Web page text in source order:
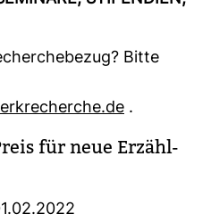
Bitte
.
für neue Erzähl­